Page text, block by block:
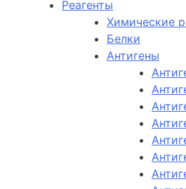
Реагенты
Химические
Белки
Антигены